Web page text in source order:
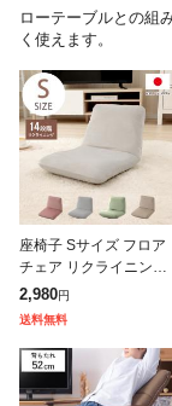
ローテーブルとの組
く使えます。
座椅子 Sサイズ フロア
チェア リクライニング
ベロア 和楽チェア 上品
高級感 大人かわいい シ
ンプル おしゃれ 北欧
姫系
2,980円
送料無料